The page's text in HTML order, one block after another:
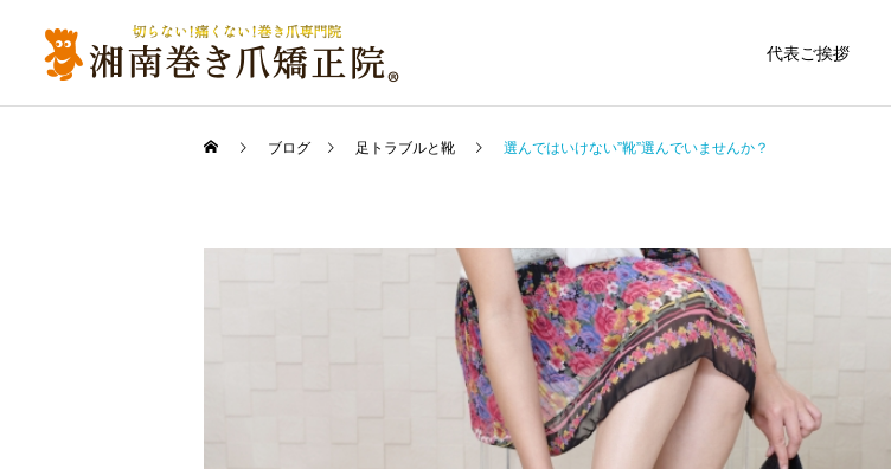
代表ご挨拶
ブログ 足トラブルと靴 選んではいけない”靴”選んでいませんか？